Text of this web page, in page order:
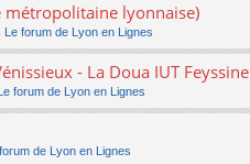
métropolitaine lyonnaise)
Le forum de Lyon en Lignes
- La Doua IUT Feyssine
Le forum de Lyon en Lignes
de Lyon en Lignes